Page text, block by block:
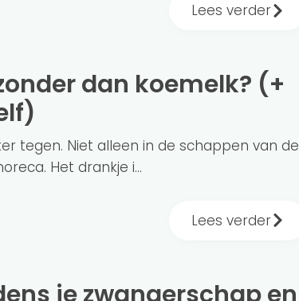
Lees verder
tegen. Niet alleen in de schappen van de
Het drankje i...
Lees verder